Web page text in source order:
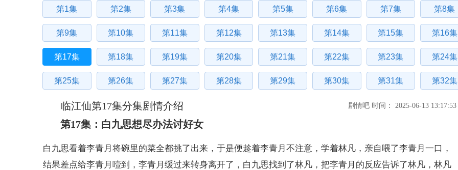
第1集 第2集 第3集 第4集 第5集 第6集 第7集 第8集
第9集 第10集 第11集 第12集 第13集 第14集 第15集 第16集
第17集 第18集 第19集 第20集 第21集 第22集 第23集 第24集
第25集 第26集 第27集 第28集 第29集 第30集 第31集 第32集
剧情吧 时间： 2025-06-13 13:17:53
临江仙第17集分集剧情介绍
第17集：白九思想尽办法讨好女
白九思看着李青月将碗里的菜全都挑了出来，于是便趁着李青月不注意，学着林凡，亲自喂了李青月一口，
结果差点给李青月噎到，李青月缓过来转身离开了，白九思找到了林凡，把李青月的反应告诉了林凡，林凡